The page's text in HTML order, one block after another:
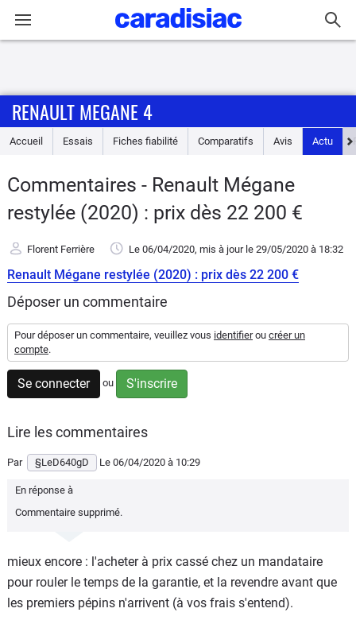
Accueil
Essais
d'achat
Electriques
Utilitaires
Flottes
Auto
Services
Forum
Moto
Marques
RENAULT MEGANE 4
Accueil Essais Fiches fiabilité Comparatifs Avis Actu
Commentaires - Renault Mégane
restylée (2020) : prix dès 22 200 €
Florent Ferrière Le 06/04/2020, mis à jour le 29/05/2020 à 18:32
Renault Mégane restylée (2020) : prix dès 22 200 €
Déposer un commentaire
Pour déposer un commentaire, veuillez vous identifierou créer un
compte.
Se connecter ou S'inscrire
Lire les commentaires
Par §LeD640gD Le 06/04/2020 à 10:29
En réponse à
Commentaire supprimé.
mieux encore : l'acheter à prix cassé chez un mandataire
pour rouler le temps de la garantie, et la revendre avant que
les premiers pépins n'arrivent (à vos frais s'entend).